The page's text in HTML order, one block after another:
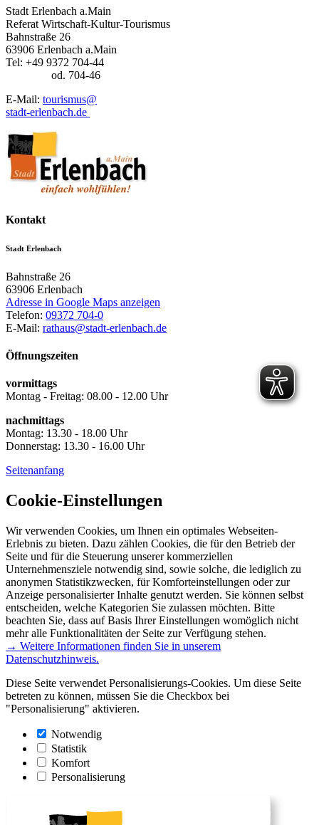
Stadt Erlenbach a.Main
Referat Wirtschaft-Kultur-Tourismus
Bahnstraße 26
63906 Erlenbach a.Main
Tel: +49 9372 704-44
od. 704-46
E-Mail: tourismus@
stadt-erlenbach.de
Kontakt
Stadt Erlenbach
Bahnstraße 26
63906 Erlenbach
Adresse in Google Maps anzeigen
Telefon: 09372 704-0
E-Mail: rathaus@stadt-erlenbach.de
Öffnungszeiten
vormittags
Montag - Freitag: 08.00 - 12.00 Uhr
nachmittags
Montag: 13.30 - 18.00 Uhr
Donnerstag: 13.30 - 16.00 Uhr
Seitenanfang
Cookie-Einstellungen
Wir verwenden Cookies, um Ihnen ein optimales Webseiten-
Erlebnis zu bieten. Dazu zählen Cookies, die für den Betrieb der
Seite und für die Steuerung unserer kommerziellen
Unternehmensziele notwendig sind, sowie solche, die lediglich zu
anonymen Statistikzwecken, für Komforteinstellungen oder zur
Anzeige personalisierter Inhalte genutzt werden. Sie können selbst
entscheiden, welche Kategorien Sie zulassen möchten. Bitte
beachten Sie, dass auf Basis Ihrer Einstellungen womöglich nicht
mehr alle Funktionalitäten der Seite zur Verfügung stehen.
→ Weitere Informationen finden Sie in unserem
Datenschutzhinweis.
Diese Seite verwendet Personalisierungs-Cookies. Um diese Seite
betreten zu können, müssen Sie die Checkbox bei
"Personalisierung" aktivieren.
Notwendig
Statistik
Komfort
Personalisierung